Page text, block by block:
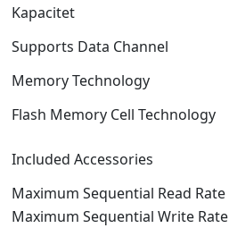
Kapacitet
Supports Data Channel
Memory Technology
Flash Memory Cell Technology
Included Accessories
Maximum Sequential Read Rate
Maximum Sequential Write Rate